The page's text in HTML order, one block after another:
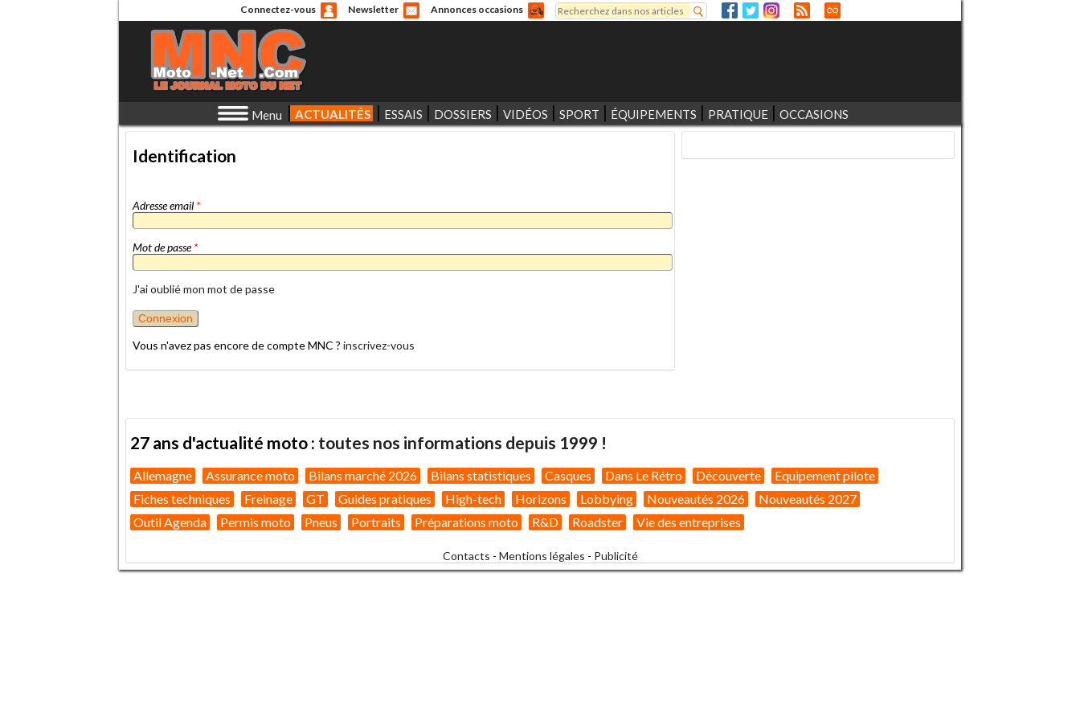
Connectez-vous Newsletter Annonces occasions
Formulaire de recherche
Rechercher
Menu ACTUALITÉS ESSAIS DOSSIERS VIDÉOS SPORT ÉQUIPEMENTS PRATIQUE OCCASIONS
Identification
Adresse email *
Mot de passe*
J'ai oublié mon mot de passe
Vous n'avez pas encore de compte MNC ? inscrivez-vous
27 ans d'actualité moto : toutes nos informations depuis 1999 !
Allemagne Assurance moto Bilans marché 2026 Bilans statistiques Casques Dans Le Rétro Découverte
Equipement pilote
Fiches techniques
Freinage GT Guides pratiques High-tech Horizons Lobbying Nouveautés 2026
Nouveautés 2027
Outil Agenda
Permis moto Pneus Portraits Préparations moto R&D Roadster Vie des entreprises
Contacts - Mentions légales - Publicité